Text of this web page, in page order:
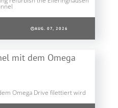
AUG. 07, 2026
Omega Drive filettiert wird